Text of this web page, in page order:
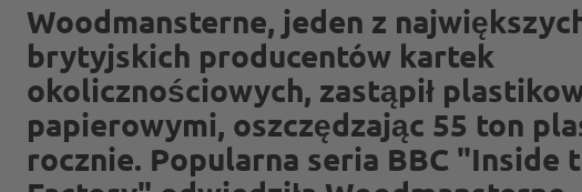
Woodmansterne, jeden z
brytyjskich producentów kartek
okolicznościowych, zastąpił
papierowymi, oszczędzając 55 ton
rocznie. Popularna seria BBC "Inside